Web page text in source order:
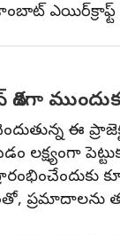
ఈ
ప్రమాదాలను